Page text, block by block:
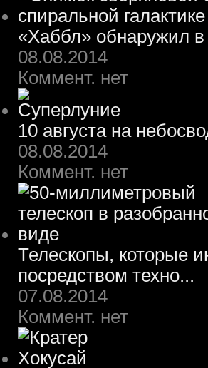
«Хаббл» обнаружил в
08.08.2014
Коммент. нет
10 августа на
08.08.2014
Коммент. нет
Телескопы, которые
посредством техно...
07.08.2014
Коммент. нет